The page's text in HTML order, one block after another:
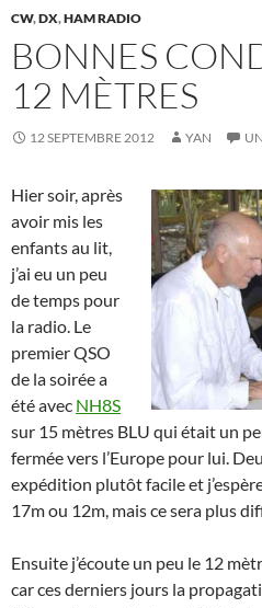
CW,DX,HAM RADIO
BONNES
12 MÈTRES
12 SEPTEMBRE 2012 YAN
Hier soir, après
avoir mis les
enfants au lit,
j’ai eu un peu
de temps pour
la radio. Le
premier QSO
de la soirée a
été avec NH8S
sur 15 mètres BLU qui était un
fermée vers l’Europe pour lui.
expédition plutôt facile et
17m ou 12m, mais ce sera plus
Ensuite j’écoute un peu le 12
car ces derniers jours la